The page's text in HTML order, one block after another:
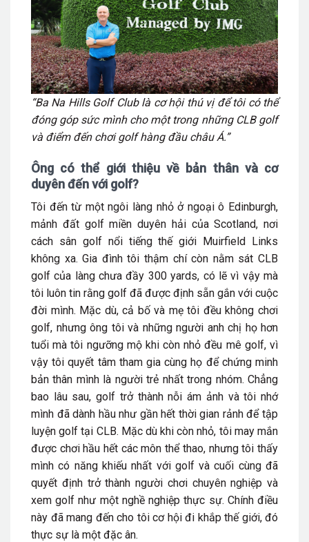
“Ba Na Hills Golf Club là cơ hội thú vị để tôi có thể
đóng góp sức mình cho một trong những CLB golf
và điểm đến chơi golf hàng đầu châu Á.”
Ông có thể giới thiệu về bản thân và cơ
duyên đến với golf?
Tôi đến từ một ngôi làng nhỏ ở ngoại ô Edinburgh,
mảnh đất golf miền duyên hải của Scotland, nơi
cách sân golf nổi tiếng thế giới Muirfield Links
không xa. Gia đình tôi thậm chí còn nằm sát CLB
golf của làng chưa đầy 300 yards, có lẽ vì vậy mà
tôi luôn tin rằng golf đã được định sẵn gắn với cuộc
đời mình. Mặc dù, cả bố và mẹ tôi đều không chơi
golf, nhưng ông tôi và những người anh chị họ hơn
tuổi mà tôi ngưỡng mộ khi còn nhỏ đều mê golf, vì
vậy tôi quyết tâm tham gia cùng họ để chứng minh
bản thân mình là người trẻ nhất trong nhóm. Chẳng
bao lâu sau, golf trở thành nỗi ám ảnh và tôi nhớ
mình đã dành hầu như gần hết thời gian rảnh để tập
luyện golf tại CLB. Mặc dù khi còn nhỏ, tôi may mắn
được chơi hầu hết các môn thể thao, nhưng tôi thấy
mình có năng khiếu nhất với golf và cuối cùng đã
quyết định trở thành người chơi chuyên nghiệp và
xem golf như một nghề nghiệp thực sự. Chính điều
này đã mang đến cho tôi cơ hội đi khắp thế giới, đó
thực sự là một đặc ân.